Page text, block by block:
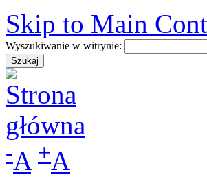
Skip to Main
Wyszukiwanie w witrynie:
-A +A